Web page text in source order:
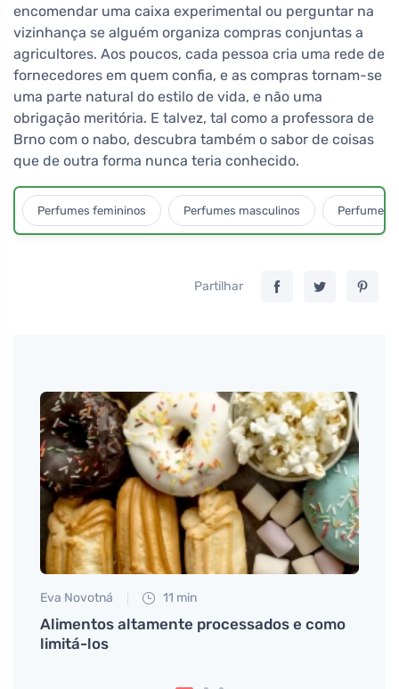
encomendar uma caixa experimental ou perguntar na
vizinhança se alguém organiza compras conjuntas a
agricultores. Aos poucos, cada pessoa cria uma rede de
fornecedores em quem confia, e as compras tornam-se
uma parte natural do estilo de vida, e não uma
obrigação meritória. E talvez, tal como a professora de
Brno com o nabo, descubra também o sabor de coisas
que de outra forma nunca teria conhecido.
Perfumes femininos Perfumes masculinos Perfumes
Partilhar
Eva Novotná 11 min
Alimentos altamente processados e como
limitá-los